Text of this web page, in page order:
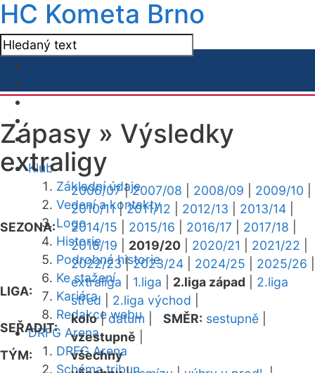
HC Kometa Brno
Klub
Základní údaje
Vedení a kontakty
Logo
Historie
Podrobná historie
Ke stažení
Kariéra
Redakce webu
DRFG Arena
DRFG Arena
Schéma tribun
Zápasy » Výsledky
extraligy
SEZONA:
2006/07|2007/08 2008/09 2009/10
2010/11|2011/12 2012/13 2013/14
2014/15
2015/16 2016/17 2017/18
2018/19
2019/20 2020/21 2021/22
2022/23|2023/24 2024/25 2025/26
LIGA:
extraliga 1.liga 2.liga západ
2.liga
střed
2.liga východ
SEŘADIT:
kolo|datum SMĚR: sestupně
vzestupně
TÝM:
všechny